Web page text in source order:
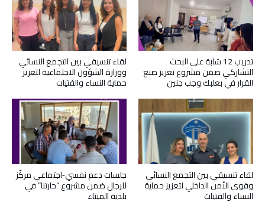
لقاء تنسيقي بين التجمع النسائي
ووزارة الشؤون الاجتماعية لتعزيز
حماية النساء والفتيات
تدريب 12 شابة على البحث
التشاركي ضمن مشروع تعزيز صنع
القرار في بعلبك وجب جنين
جلسات دعم نفسي‑اجتماعي مركّز
للرجال ضمن مشروع “حارتنا” في
بلدية الميناء
لقاء تنسيقي بين التجمع النسائي
وقوى الأمن الداخلي لتعزيز حماية
النساء والفتيات